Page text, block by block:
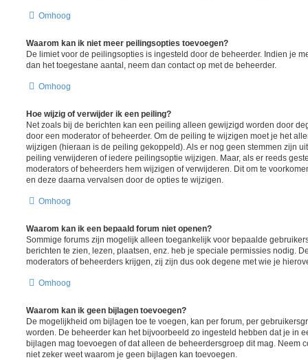
Omhoog
Waarom kan ik niet meer peilingsopties toevoegen?
De limiet voor de peilingsopties is ingesteld door de beheerder. Indien je
dan het toegestane aantal, neem dan contact op met de beheerder.
Omhoog
Hoe wijzig of verwijder ik een peiling?
Net zoals bij de berichten kan een peiling alleen gewijzigd worden door
door een moderator of beheerder. Om de peiling te wijzigen moet je het
wijzigen (hieraan is de peiling gekoppeld). Als er nog geen stemmen zijn
peiling verwijderen of iedere peilingsoptie wijzigen. Maar, als er reeds
moderators of beheerders hem wijzigen of verwijderen. Dit om te
en deze daarna vervalsen door de opties te wijzigen.
Omhoog
Waarom kan ik een bepaald forum niet openen?
Sommige forums zijn mogelijk alleen toegankelijk voor bepaalde
berichten te zien, lezen, plaatsen, enz. heb je speciale permissies nodig.
moderators of beheerders krijgen, zij zijn dus ook degene met wie je
Omhoog
Waarom kan ik geen bijlagen toevoegen?
De mogelijkheid om bijlagen toe te voegen, kan per forum, per
worden. De beheerder kan het bijvoorbeeld zo ingesteld hebben dat je in
bijlagen mag toevoegen of dat alleen de beheerdersgroep dit mag. Neem
niet zeker weet waarom je geen bijlagen kan toevoegen.